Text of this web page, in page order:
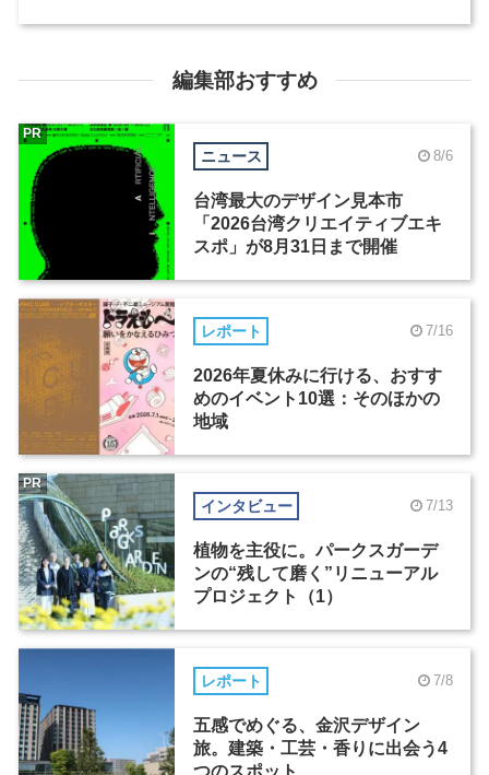
編集部おすすめ
ニュース 8/6
台湾最大のデザイン見本市
「2026台湾クリエイティブエキ
スポ」が8月31日まで開催
PR
レポート 7/16
2026年夏休みに行ける、おすす
めのイベント10選：そのほかの
地域
インタビュー 7/13
植物を主役に。パークスガーデ
ンの“残して磨く”リニューアル
プロジェクト（1）
PR
レポート 7/8
五感でめぐる、金沢デザイン
旅。建築・工芸・香りに出会う4
つのスポット